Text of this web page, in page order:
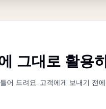
그대로 활용
어 드려요. 고객에게 보내기 전